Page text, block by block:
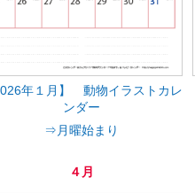
年１月】 動物イラストカレ
ンダー
⇒月曜始まり
４月